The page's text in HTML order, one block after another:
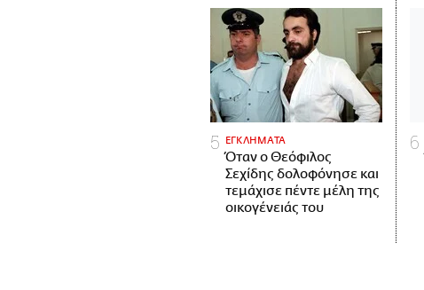
ΕΓΚΛΗΜΑΤΑ
Όταν ο Θεόφιλος
Σεχίδης δολοφόνησε και
τεμάχισε πέντε μέλη της
οικογένειάς του